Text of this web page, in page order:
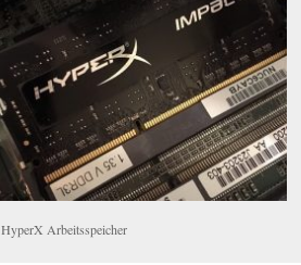
HyperX Arbeitsspeicher